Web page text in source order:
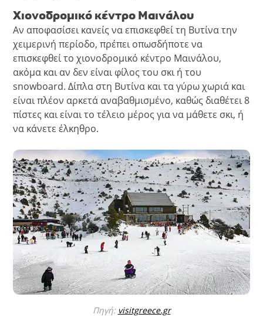
Χιονοδρομικό κέντρο Μαινάλου
Αν αποφασίσει κανείς να επισκεφθεί τη Βυτίνα την
χειμερινή περίοδο, πρέπει οπωσδήποτε να
επισκεφθεί το χιονοδρομικό κέντρο Μαινάλου,
ακόμα και αν δεν είναι φίλος του σκι ή του
snowboard. Δίπλα στη Βυτίνα και τα γύρω χωριά και
είναι πλέον αρκετά αναβαθμισμένο, καθώς διαθέτει 8
πίστες και είναι το τέλειο μέρος για να μάθετε σκι, ή
να κάνετε έλκηθρο.
Πηγή: visitgreece.gr